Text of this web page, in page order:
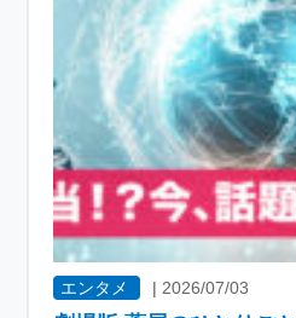
エンタメ | 2026/07/03